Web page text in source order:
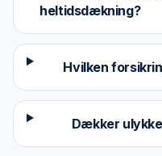
heltidsdækning?
Hvilken
Dækker